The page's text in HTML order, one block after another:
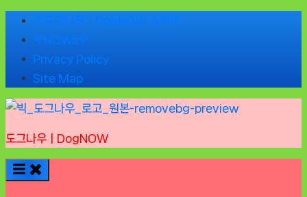
Skip
content
🌹도그나우ㅣDogNOW 소개🌹
🌹NOWs🌹
Privacy Policy
Site Map
도그나우ㅣDogNOW